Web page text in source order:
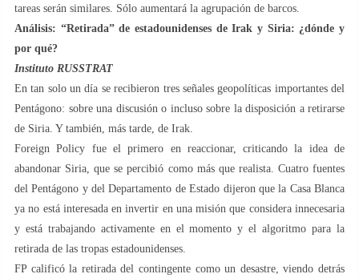
tareas serán similares. Sólo aumentará la agrupación de barcos.
Análisis: “Retirada” de estadounidenses de Irak y Siria: ¿dónde y
por qué?
Instituto RUSSTRAT
En tan solo un día se recibieron tres señales geopolíticas importantes del
Pentágono: sobre una discusión o incluso sobre la disposición a retirarse
de Siria. Y también, más tarde, de Irak.
Foreign Policy fue el primero en reaccionar, criticando la idea de
abandonar Siria, que se percibió como más que realista. Cuatro fuentes
del Pentágono y del Departamento de Estado dijeron que la Casa Blanca
ya no está interesada en invertir en una misión que considera innecesaria
y está trabajando activamente en el momento y el algoritmo para la
retirada de las tropas estadounidenses.
FP calificó la retirada del contingente como un desastre, viendo detrás